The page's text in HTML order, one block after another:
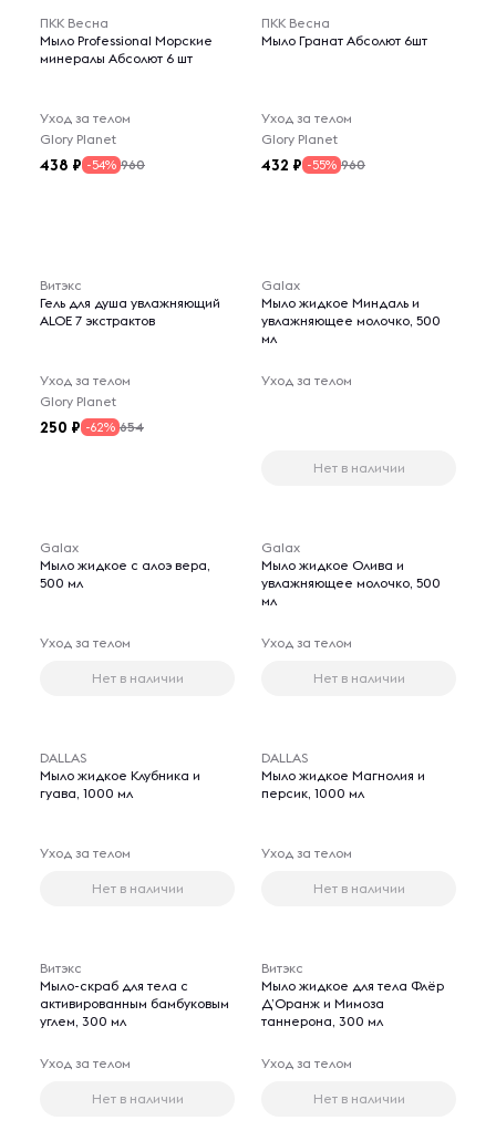
ПКК Весна
Мыло Professional Морские
минералы Абсолют 6 шт
Уход за телом
Glory Planet
438 -54% 960
ПКК Весна
Мыло Гранат Абсолют 6шт
Уход за телом
Glory Planet
432 -55% 960
Витэкс
Гель для душа увлажняющий
ALOE 7 экстрактов
Уход за телом
Glory Planet
250 -62% 654
Galax
Мыло жидкое Миндаль и
увлажняющее молочко, 500
мл
Уход за телом
Нет в наличии
Galax
Мыло жидкое с алоэ вера,
500 мл
Уход за телом
Нет в наличии
Galax
Мыло жидкое Олива и
увлажняющее молочко, 500
мл
Уход за телом
Нет в наличии
DALLAS
Мыло жидкое Клубника и
гуава, 1000 мл
Уход за телом
Нет в наличии
DALLAS
Мыло жидкое Магнолия и
персик, 1000 мл
Уход за телом
Нет в наличии
Витэкс
Мыло-скраб для тела с
активированным бамбуковым
углем, 300 мл
Уход за телом
Нет в наличии
Витэкс
Мыло жидкое для тела Флёр
Д’Оранж и Мимоза
таннерона, 300 мл
Уход за телом
Нет в наличии